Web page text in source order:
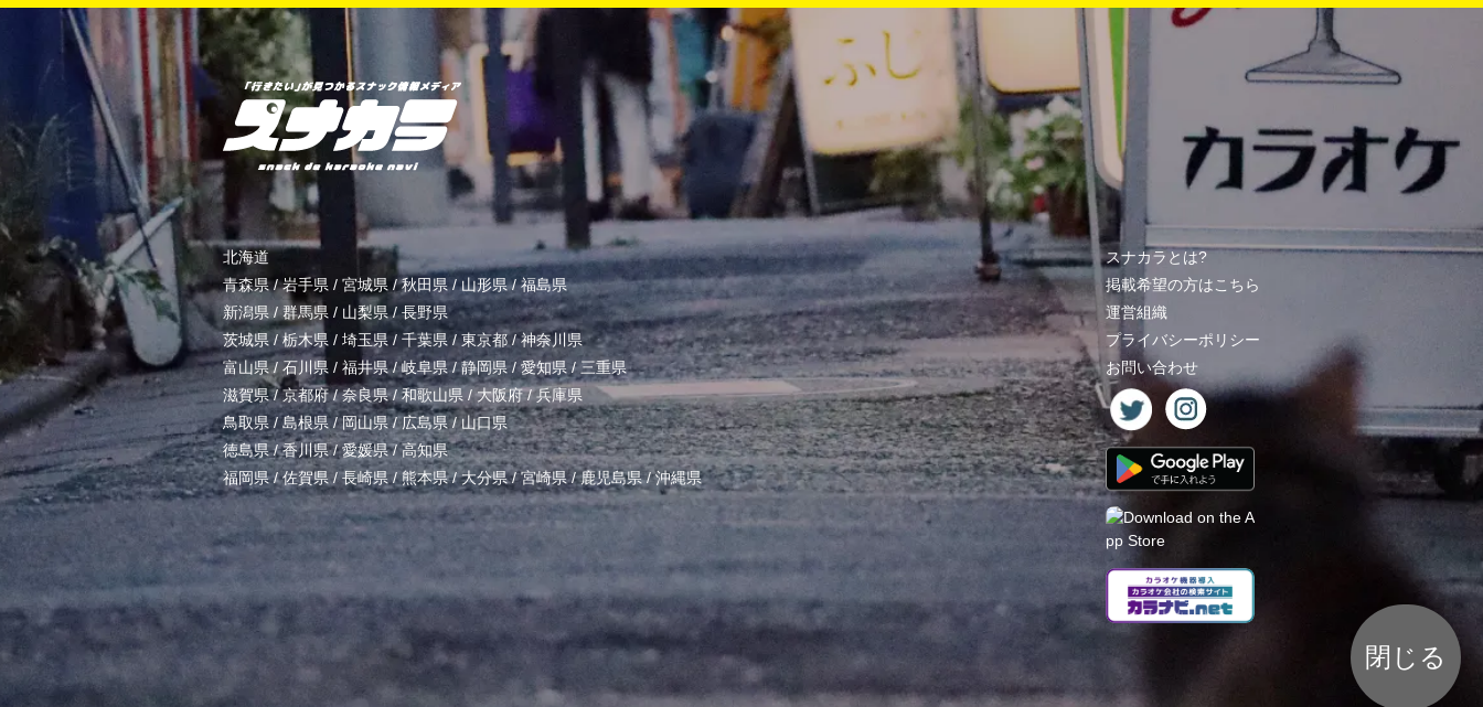
北海道
青森県/岩手県 / 宮城県 /秋田県 /山形県/福島県
新潟県 / 群馬県 / 山梨県/長野県
茨城県 / 栃木県 / 埼玉県/ 千葉県 /東京都/神奈川県
富山県/ 石川県 / 福井県/岐阜県/静岡県/ 愛知県 / 三重県
滋賀県/京都府/奈良県/和歌山県 /大阪府/兵庫県
鳥取県/島根県/岡山県/広島県/山口県
徳島県/香川県/愛媛県/高知県
福岡県/佐賀県/長崎県 /熊本県/大分県/宮崎県/鹿児島県/沖縄県
スナカラとは?
掲載希望の方はこちら
運営組織
プライバシーポリシー
お問い合わせ
閉じる